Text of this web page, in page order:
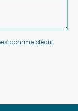
comme décrit